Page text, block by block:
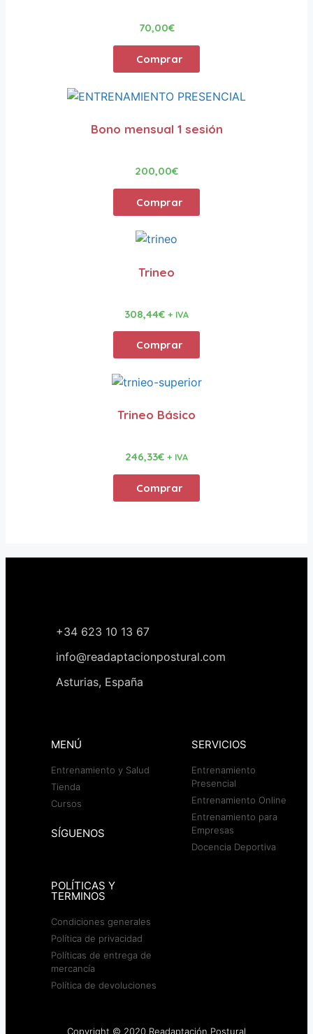
70,00€
Comprar
Bono mensual 1 sesión
200,00€
Comprar
Trineo
308,44€ + IVA
Comprar
Trineo Básico
246,33€ + IVA
Comprar
+34 623 10 13 67
info@readaptacionpostural.com
Asturias, España
MENÚ
Entrenamiento y Salud
Tienda
Cursos
SÍGUENOS
SERVICIOS
Entrenamiento
Presencial
Entrenamiento Online
Entrenamiento para
Empresas
Docencia Deportiva
POLÍTICAS Y
TERMINOS
Condiciones generales
Política de privacidad
Políticas de entrega de
mercancía
Política de devoluciones
Copyright © 2020 Readaptación Postural